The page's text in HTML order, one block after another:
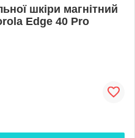
шкіри магнітний
Edge 40 Pro